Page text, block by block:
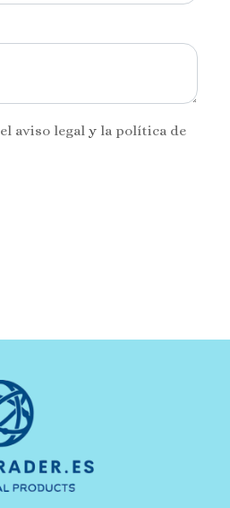
el aviso legal y la política de